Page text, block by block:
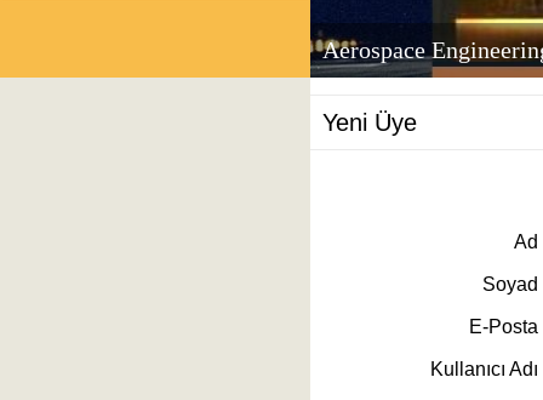
Aerospace
Yeni Üye
Ad
Soyad
E-Posta
Kullanıcı Adı